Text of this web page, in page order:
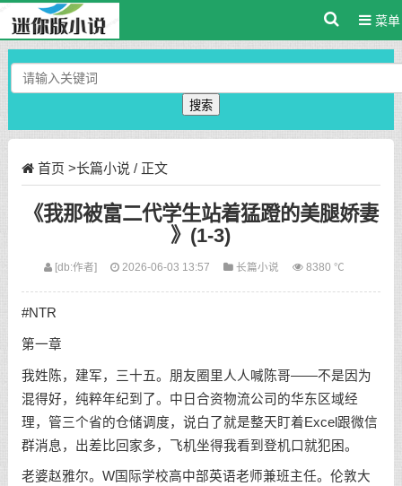
菜单
搜索
首页 >长篇小说 / 正文
《我那被富二代学生站着猛蹬的美腿娇妻
》(1-3)
[db:作者] 2026-06-03 13:57 长篇小说 8380 ℃
#NTR
第一章
我姓陈，建军，三十五。朋友圈里人人喊陈哥——不是因为
混得好，纯粹年纪到了。中日合资物流公司的华东区域经
理，管三个省的仓储调度，说白了就是整天盯着Excel跟微信
群消息，出差比回家多，飞机坐得我看到登机口就犯困。
老婆赵雅尔。W国际学校高中部英语老师兼班主任。伦敦大